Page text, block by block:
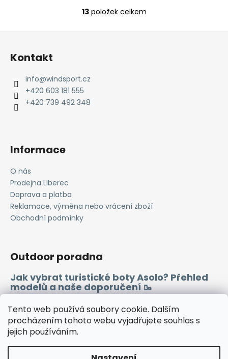
Tento web používá soubory cookie. Dalším
procházením tohoto webu vyjadřujete souhlas s
jejich používáním.
O
v
s
13položek celkem
Z
Kontakt
info@windsport.cz
+420 603 181 555
+420 739 492 348
Informace
O nás
Prodejna Liberec
Doprava a platba
Reklamace, výměna nebo vrácení zboží
Obchodní podmínky
Outdoor poradna
Jak vybrat turistické boty Asolo? Přehled
modelů a naše doporučení 🥾